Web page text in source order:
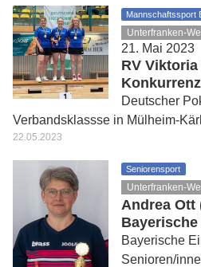
Mannschaftssport
Unterfranken-
21. Mai 2023
RV
Deutscher
Verbandsklassse in Mülheim-
22.05.2023
Seniorensport
Unterfranken-
Andrea Ott
Bayerische
Senioren/